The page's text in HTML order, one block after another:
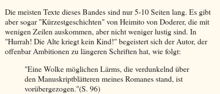
Die meisten Texte dieses Bandes sind nur 5-10 Seiten lang. Es gibt
aber sogar "Kürzestgeschichten" von Heimito von Doderer, die mit
wenigen Zeilen auskommen, aber nicht weniger lustig sind. In
"Hurrah! Die Alte kriegt kein Kind!" begeistert sich der Autor, der
offenbar Ambitionen zu längeren Schriften hat, wie folgt:
"Eine Wolke möglichen Lärms, die verdunkelnd über
den Manuskriptblätteren meines Romanes stand, ist
vorübergezogen."(S. 96)